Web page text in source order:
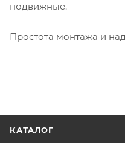
подвижные.
Простота монтажа и
КАТАЛОГ